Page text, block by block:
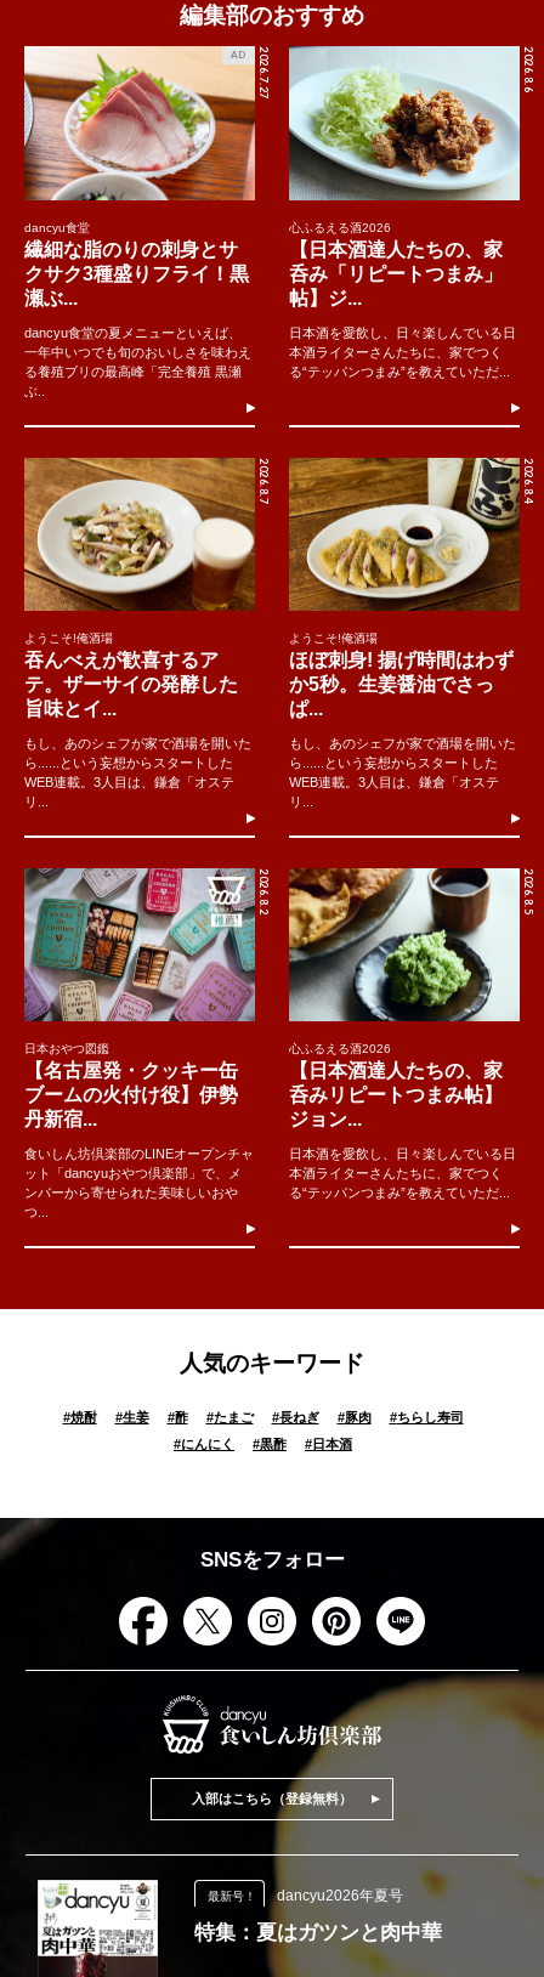
編集部のおすすめ
2026.7.27
AD
dancyu食堂
繊細な脂のりの刺身とサ
クサク3種盛りフライ！黒
瀬ぶ...
dancyu食堂の夏メニューといえば、
一年中いつでも旬のおいしさを味わえ
る養殖ブリの最高峰「完全養殖 黒瀬
ぶ..
2026.8.6
心ふるえる酒2026
【日本酒達人たちの、家
呑み「リピートつまみ」
帖】ジ...
日本酒を愛飲し、日々楽しんでいる日
本酒ライターさんたちに、家でつく
る“テッパンつまみ”を教えていただ...
2026.8.7
ようこそ!俺酒場
吞んべえが歓喜するア
テ。ザーサイの発酵した
旨味とイ...
もし、あのシェフが家で酒場を開いた
ら......という妄想からスタートした
WEB連載。3人目は、鎌倉「オステ
リ...
2026.8.4
ようこそ!俺酒場
ほぼ刺身! 揚げ時間はわず
か5秒。生姜醤油でさっ
ぱ...
もし、あのシェフが家で酒場を開いた
ら......という妄想からスタートした
WEB連載。3人目は、鎌倉「オステ
リ...
2026.8.2
日本おやつ図鑑
【名古屋発・クッキー缶
ブームの火付け役】伊勢
丹新宿...
食いしん坊倶楽部のLINEオープンチャ
ット「dancyuおやつ倶楽部」で、メ
ンバーから寄せられた美味しいおや
つ...
2026.8.5
心ふるえる酒2026
【日本酒達人たちの、家
呑みリピートつまみ帖】
ジョン...
日本酒を愛飲し、日々楽しんでいる日
本酒ライターさんたちに、家でつく
る“テッパンつまみ”を教えていただ...
人気のキーワード
#焼酎 #生姜 #酢 #たまご #長ねぎ #豚肉 #ちらし寿司
#にんにく #黒酢 #日本酒
SNSをフォロー
入部はこちら（登録無料）
最新号！ dancyu2026年夏号
特集：夏はガツンと肉中華